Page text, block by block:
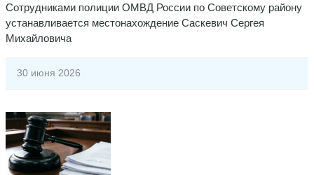
Сотрудниками полиции ОМВД России по Советскому району
устанавливается местонахождение Саскевич Сергея
Михайловича
30 июня 2026